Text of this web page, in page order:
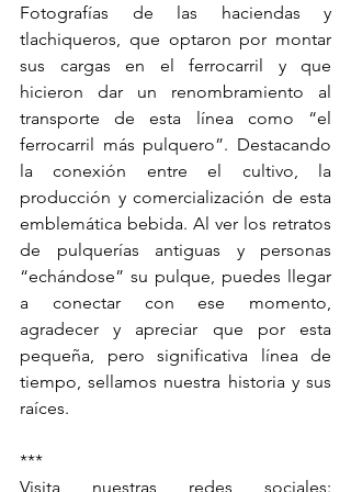
Fotografías de las haciendas y
tlachiqueros, que optaron por montar
sus cargas en el ferrocarril y que
hicieron dar un renombramiento al
transporte de esta línea como “el
ferrocarril más pulquero”. Destacando
la conexión entre el cultivo, la
producción y comercialización de esta
emblemática bebida. Al ver los retratos
de pulquerías antiguas y personas
“echándose” su pulque, puedes llegar
a conectar con ese momento,
agradecer y apreciar que por esta
pequeña, pero significativa línea de
tiempo, sellamos nuestra historia y sus
raíces.
***
Visita nuestras redes sociales: